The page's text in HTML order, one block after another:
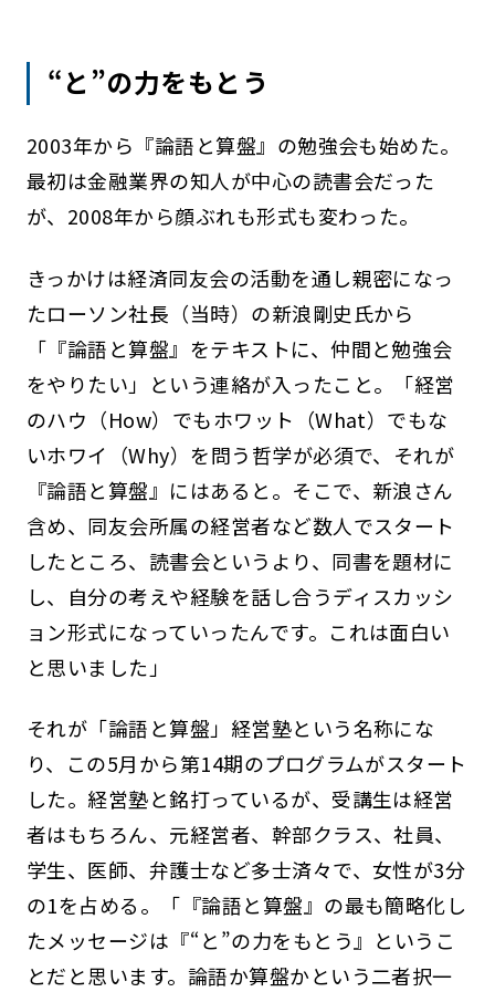
“と”の力をもとう
2003年から『論語と算盤』の勉強会も始めた。
最初は金融業界の知人が中心の読書会だった
が、2008年から顔ぶれも形式も変わった。
きっかけは経済同友会の活動を通し親密になっ
たローソン社長（当時）の新浪剛史氏から
「『論語と算盤』をテキストに、仲間と勉強会
をやりたい」という連絡が入ったこと。「経営
のハウ（How）でもホワット（What）でもな
いホワイ（Why）を問う哲学が必須で、それが
『論語と算盤』にはあると。そこで、新浪さん
含め、同友会所属の経営者など数人でスタート
したところ、読書会というより、同書を題材に
し、自分の考えや経験を話し合うディスカッシ
ョン形式になっていったんです。これは面白い
と思いました」
それが「論語と算盤」経営塾という名称にな
り、この5月から第14期のプログラムがスタート
した。経営塾と銘打っているが、受講生は経営
者はもちろん、元経営者、幹部クラス、社員、
学生、医師、弁護士など多士済々で、女性が3分
の1を占める。「『論語と算盤』の最も簡略化し
たメッセージは『“と”の力をもとう』というこ
とだと思います。論語か算盤かという二者択一